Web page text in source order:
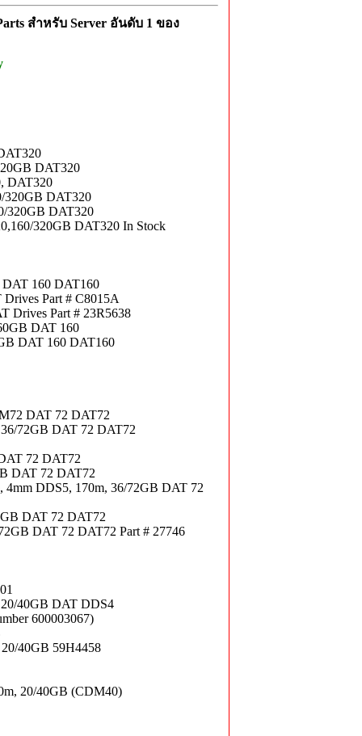
สำหรับ Server อันดับ 1 ของ
DAT320
DAT320
320GB DAT320
320GB DAT320
320GB DAT320 In Stock
DAT 160 DAT160
Part # C8015A
Drives Part # 23R5638
DAT 160
DAT 160 DAT160
DAT 72 DAT72
72GB DAT 72 DAT72
72 DAT72
DAT 72 DAT72
DDS5, 170m, 36/72GB DAT 72
DAT 72 DAT72
DAT 72 DAT72 Part # 27746
40GB DAT DDS4
600003067)
40GB 59H4458
20/40GB (CDM40)